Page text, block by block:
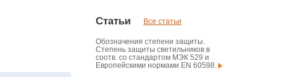
Статьи Все статьи
Обозначения степени защиты.
Степень защиты светильников в
соотв. со стандартом МЭК 529 и
Европейскими нормами EN 60598.